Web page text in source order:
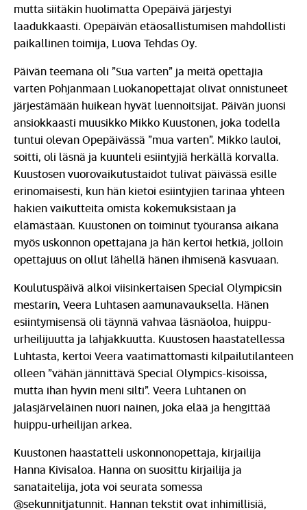
mutta siitäkin huolimatta Opepäivä järjestyi
laadukkaasti. Opepäivän etäosallistumisen mahdollisti
paikallinen toimija, Luova Tehdas Oy.
Päivän teemana oli ”Sua varten” ja meitä opettajia
varten Pohjanmaan Luokanopettajat olivat onnistuneet
järjestämään huikean hyvät luennoitsijat. Päivän juonsi
ansiokkaasti muusikko Mikko Kuustonen, joka todella
tuntui olevan Opepäivässä ”mua varten”. Mikko lauloi,
soitti, oli läsnä ja kuunteli esiintyjiä herkällä korvalla.
Kuustosen vuorovaikutustaidot tulivat päivässä esille
erinomaisesti, kun hän kietoi esiintyjien tarinaa yhteen
hakien vaikutteita omista kokemuksistaan ja
elämästään. Kuustonen on toiminut työuransa aikana
myös uskonnon opettajana ja hän kertoi hetkiä, jolloin
opettajuus on ollut lähellä hänen ihmisenä kasvuaan.
Koulutuspäivä alkoi viisinkertaisen Special Olympicsin
mestarin, Veera Luhtasen aamunavauksella. Hänen
esiintymisensä oli täynnä vahvaa läsnäoloa, huippu-
urheilijuutta ja lahjakkuutta. Kuustosen haastatellessa
Luhtasta, kertoi Veera vaatimattomasti kilpailutilanteen
olleen ”vähän jännittävä Special Olympics-kisoissa,
mutta ihan hyvin meni silti”. Veera Luhtanen on
jalasjärveläinen nuori nainen, joka elää ja hengittää
huippu-urheilijan arkea.
Kuustonen haastatteli uskonnonopettaja, kirjailija
Hanna Kivisaloa. Hanna on suosittu kirjailija ja
sanataitelija, jota voi seurata somessa
@sekunnitjatunnit. Hannan tekstit ovat inhimillisiä,